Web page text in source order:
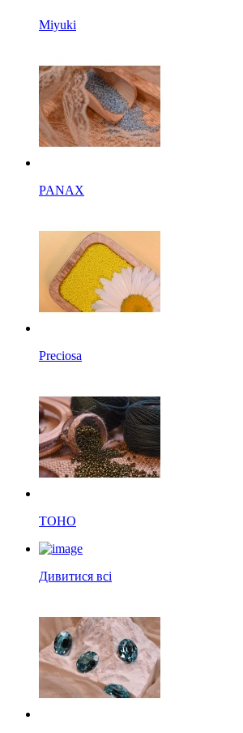
Miyuki
PANAX
Preciosa
TOHO
Дивитися всі